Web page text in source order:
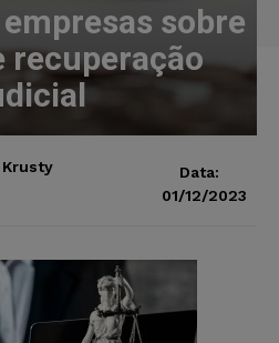
sobre
recuperação
Krusty
Data:
01/12/2023